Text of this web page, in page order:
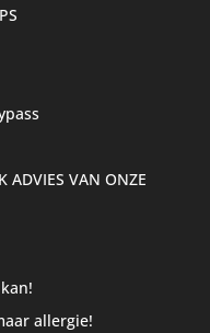
ADVIES VAN ONZE
allergie!